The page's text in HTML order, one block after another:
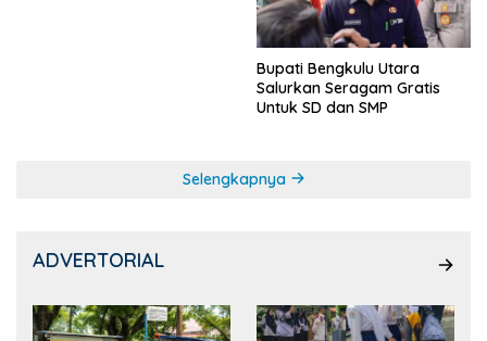
Bupati Bengkulu Utara
Salurkan Seragam Gratis
Untuk SD dan SMP
Selengkapnya
ADVERTORIAL